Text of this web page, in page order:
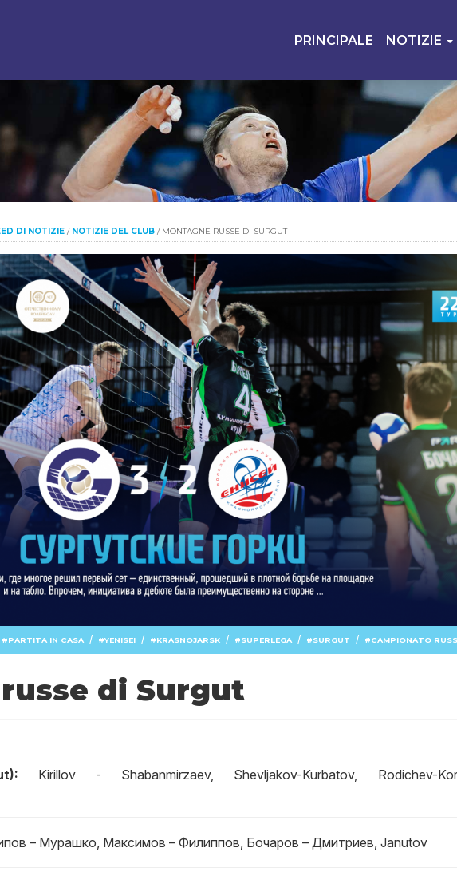
PRINCIPALE NOTIZIE
DI NOTIZIE / NOTIZIE DEL CLUB / MONTAGNE RUSSE DI SURGUT
PARTITA IN CASA / YENISEI / KRASNOJARSK / SUPERLEGA / SURGUT / CAMPIONATO
di Surgut
Kirillov - Shabanmirzaev, Shevljakov-Kurbatov, Rodichev-
– Мурашко, Максимов – Филиппов, Бочаров – Дмитриев, Janutov